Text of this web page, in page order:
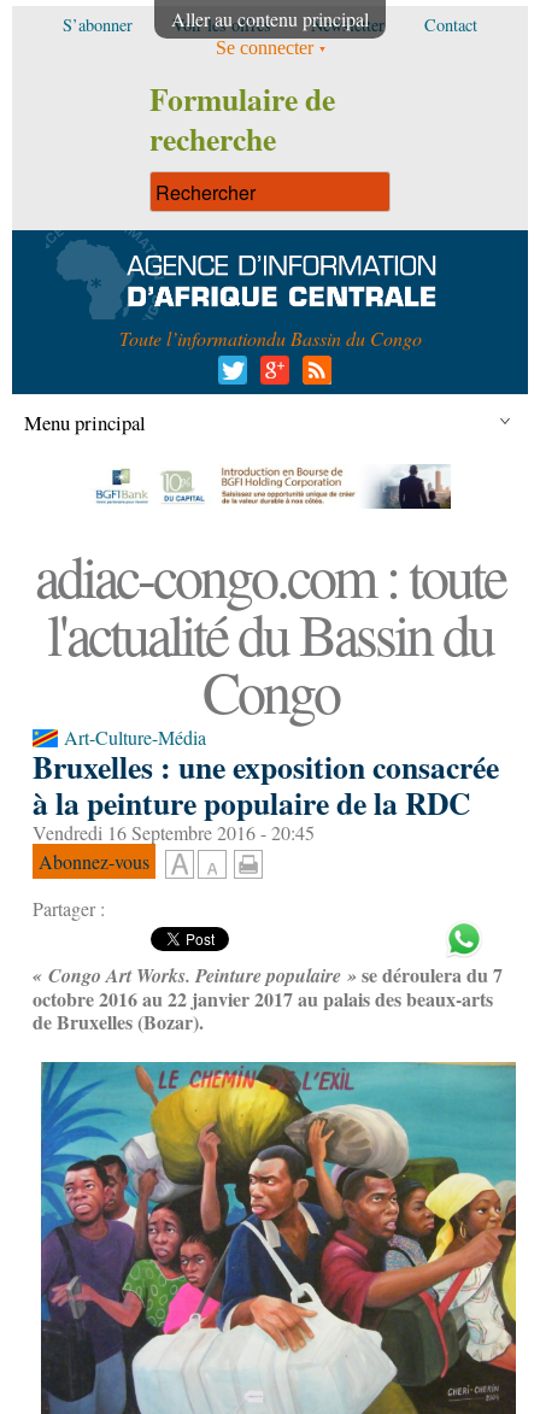
Aller au contenu principal
S’abonner Voir les offres Newsletter Contact
Se connecter
Formulaire de
recherche
Toute l’informationdu Bassin du Congo
Menu principal
adiac-congo.com : toute
l'actualité du Bassin du
Congo
Art-Culture-Média
Bruxelles : une exposition consacrée
à la peinture populaire de la RDC
Vendredi 16 Septembre 2016 - 20:45
Abonnez-vous
Partager :
« Congo Art Works. Peinture populaire » se déroulera du 7
octobre 2016 au 22 janvier 2017 au palais des beaux-arts
de Bruxelles (Bozar).